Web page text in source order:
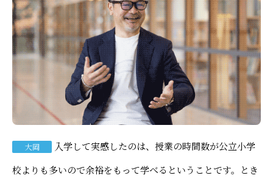
大岡
入学して実感したのは、授業の時間数が公立小学
校よりも多いので余裕をもって学べるということです。とき